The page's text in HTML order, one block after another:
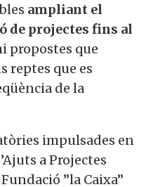
ampliant el
de projectes fins al
propostes que
reptes que es
de la
impulsades en
a Projectes
”la Caixa”